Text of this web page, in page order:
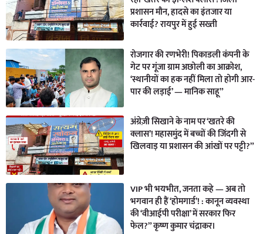
प्रशासन मौन, हादसे का इंतजार या
कार्रवाई? रायपुर में हुई सख्ती
रोजगार की रणभेरी! पिकाडली कंपनी के
गेट पर गूंजा ग्राम अछोली का आक्रोश,
‘स्थानीयों का हक नहीं मिला तो होगी आर-
पार की लड़ाई’ — मानिक साहू”
अंग्रेज़ी सिखाने के नाम पर ‘खतरे की
क्लास’! महासमुंद में बच्चों की जिंदगी से
खिलवाड़ या प्रशासन की आंखों पर पट्टी?”
VIP भी भयभीत, जनता कहे — अब तो
भगवान ही हैं ‘होमगार्ड’! : कानून व्यवस्था
की ‘वीआईपी परीक्षा’ में सरकार फिर
फेल?” कृष्ण कुमार चंद्राकर।